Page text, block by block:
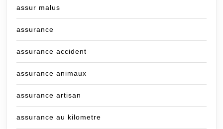
assur malus
assurance
assurance accident
assurance animaux
assurance artisan
assurance au kilometre